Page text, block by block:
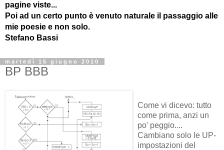
pagine viste...
Poi ad un certo punto è venuto naturale il passaggio alle
mie poesie e non solo.
Stefano Bassi
martedì 15 giugno 2010
BP BBB
Come vi dicevo: tutto
come prima, anzi un
po' peggio....
Cambiano solo le UP-
impostazioni del